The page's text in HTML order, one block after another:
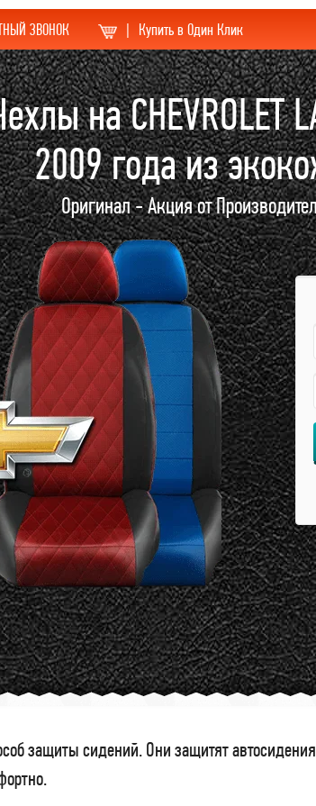
ЗВОНОК | Купить в Один Клик
на CHEVROLET
2009 года из
Оригинал - Акция от
защиты сидений. Они защитят